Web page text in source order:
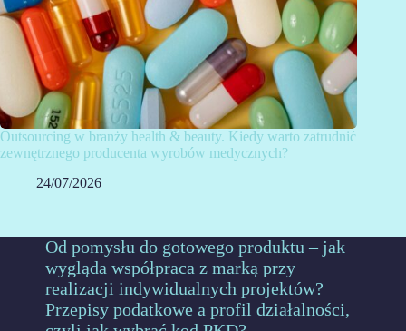
Outsourcing w branży health & beauty. Kiedy warto zatrudnić
zewnętrznego producenta wyrobów medycznych?
24/07/2026
Od pomysłu do gotowego produktu – jak
wygląda współpraca z marką przy
realizacji indywidualnych projektów?
Przepisy podatkowe a profil działalności,